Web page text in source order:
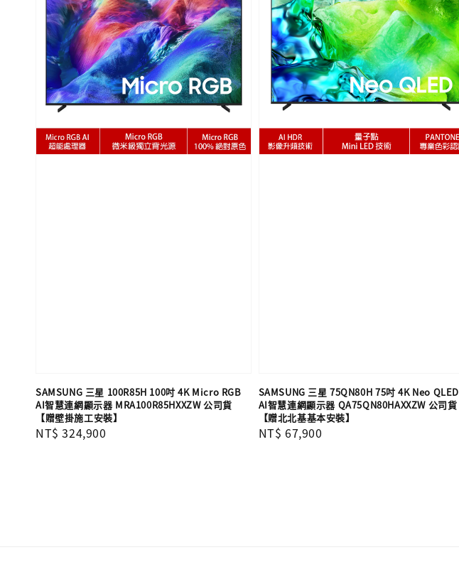
SAMSUNG 三星 100R85H 100吋 4K Micro RGB
AI智慧連網顯示器 MRA100R85HXXZW 公司貨
【贈壁掛施工安裝】
Regular
NT$ 324,900
SAMSUNG 三星 75QN80H 75吋 4K Neo QLED
AI智慧連網顯示器 QA75QN80HAXXZW 公司貨
【贈北北基基本安裝】
Regular
NT$ 67,900